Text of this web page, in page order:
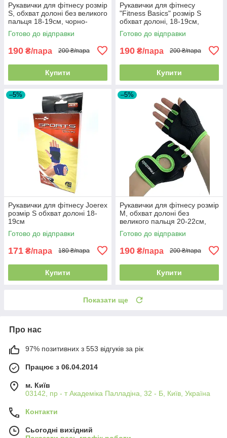
Рукавички для фітнесу розмір
S, обхват долоні без великого
пальця 18-19см, чорно-
блакитні, BC-893
Готово до відправки
190 ₴/пара 200 ₴/пара
Купити
Рукавички для фітнесу
"Fitness Basics" розмір S
обхват долоні, 18-19см,
чорний, BC-893
Готово до відправки
190 ₴/пара 200 ₴/пара
Купити
–5%
Рукавички для фітнесу Joerex
розмір S обхват долоні 18-
19см
Готово до відправки
171 ₴/пара 180 ₴/пара
Купити
–5%
Рукавички для фітнесу розмір
M, обхват долоні без
великого пальця 20-22см,
чорно-салатовий, BC-893
Готово до відправки
190 ₴/пара 200 ₴/пара
Купити
Показати ще
Про нас
97% позитивних з 553 відгуків за рік
Працює з 06.04.2014
м. Київ
03142, пр - т Академіка Палладіна, 32 - Б, Київ, Україна
Контакти
Сьогодні вихідний